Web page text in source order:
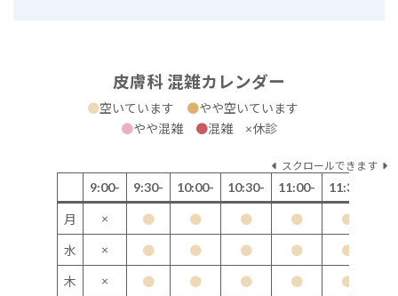
皮膚科 混雑カレンダー
●空いています ●やや空いています
●やや混雑 ●混雑 ×休診
スクロールできます
9:00- 9:30- 10:00- 10:30- 11:00- 11:30-
月 × ● ● ● ● ●
水 × ● ● ● ● ●
木 × ● ● ● ● ●